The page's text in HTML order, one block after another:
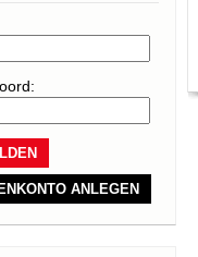
ANLEGEN